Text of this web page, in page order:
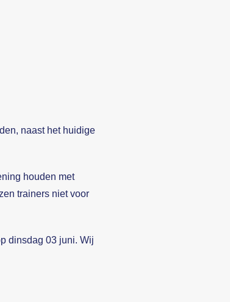
naast het huidige
houden met
trainers niet voor
dinsdag 03 juni. Wij